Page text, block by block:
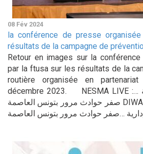
08 Fév 2024
la conférence de presse
résultats de la campagne de
Retour en images sur la
par la ftusa sur les résultats de la
routière organisée en
décembre 2023. NESMA LIVE :ليلة رأس السنة الإدارية …
صفر حوادث مرور بتونس العاصمة DIWAN FM : ليلة رأس السنة